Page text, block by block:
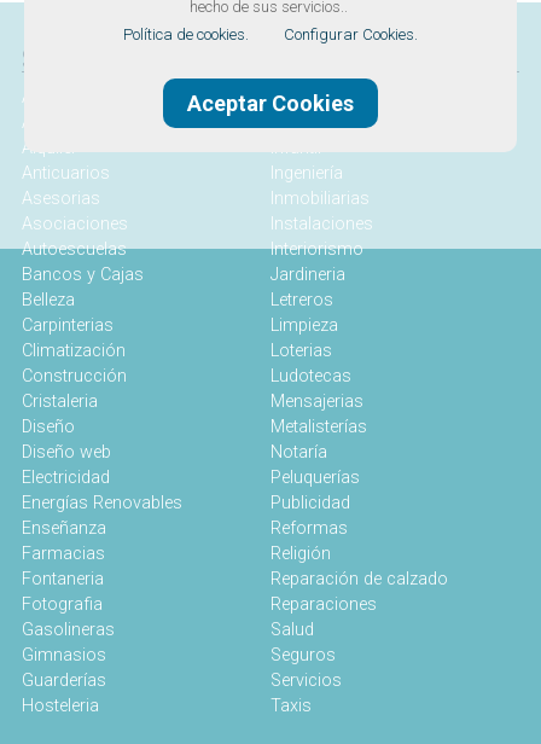
SERVICIOS
Abogados
Alojamiento
Alquiler
Anticuarios
Asesorias
Asociaciones
Autoescuelas
Bancos y Cajas
Belleza
Carpinterias
Climatización
Construcción
Cristaleria
Diseño
Diseño web
Electricidad
Energías Renovables
Enseñanza
Farmacias
Fontaneria
Fotografia
Gasolineras
Gimnasios
Guarderías
Hosteleria
Idiomas
Infantil
Ingeniería
Inmobiliarias
Instalaciones
Interiorismo
Jardineria
Letreros
Limpieza
Loterias
Ludotecas
Mensajerias
Metalisterías
Notaría
Peluquerías
Publicidad
Reformas
Religión
Reparación de calzado
Reparaciones
Salud
Seguros
Servicios
Taxis
hecho de sus servicios..
Política de cookies.
Configurar Cookies.
Aceptar Cookies